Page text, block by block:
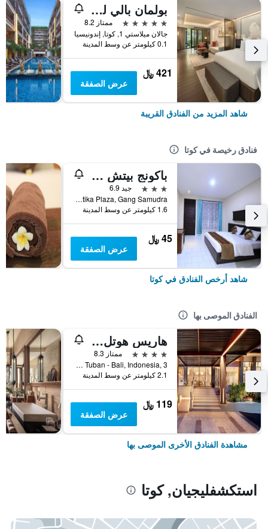
بولمان بالي ليجيان بيتش
5 نجوم
ممتاز 8.2
جالان ميلاستي 1, كوتا, إندونيسيا
0.1 كيلومتر عن وسط المدينة
421 ﷼
عرض الصفقة
شاهد المزيد من الفنادق القريبة
فنادق رخيصة في كوتا
باكونج بيتش ريزورت
3 نجوم
جيد 6.9
Jalan Kartika Plaza, Gang Samudra, كوتا, إندونيسيا
1.6 كيلومتر عن وسط المدينة
45 ﷼
عرض الصفقة
شاهد أرخص الفنادق في كوتا
الفنادق الموصى بها
هاريس هوتل كوتا توبان بالي
4 نجوم
ممتاز 8.3
Jl.Dewi Sartika Tuban - Bali, Indonesia, 3, كوتا, إندونيسيا
2.1 كيلومتر عن وسط المدينة
119 ﷼
عرض الصفقة
مشاهدة الفنادق الأخرى الموصى بها
استكشفليجيان, كوتا